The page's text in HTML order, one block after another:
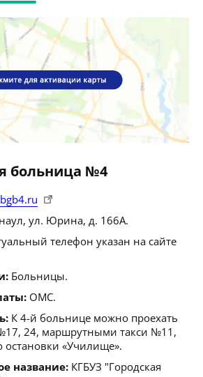
больница №4
ул. Юрина, д. 166А.
телефон указан на сайте
Больницы.
ОМС.
К 4-й больнице можно проехать
24, маршрутными такси №11,
остановки «Училище».
название: КГБУЗ "Городская